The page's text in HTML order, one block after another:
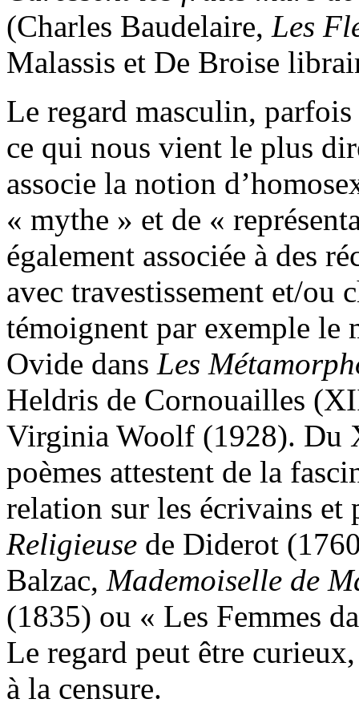
(Charles Baudelaire, Les
Malassis et De Broise
Le regard masculin,
ce qui nous vient le plus
associe la notion
« mythe » et de «
également associée à des
avec travestissement et/ou
témoignent par exemple le
Ovide dans Les
Heldris de Cornouailles
Virginia Woolf (1928). Du
poèmes attestent de la
relation sur les écrivains
Religieuse de Diderot
Balzac, Mademoiselle de
(1835) ou « Les Femmes
Le regard peut être
à la censure.